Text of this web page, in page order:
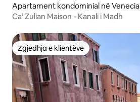
Apartament kondominial në Venecia
Ca’ Zulian Maison - Kanali i Madh
Zgjedhja e klientëve
Zgjedhja e klientëve